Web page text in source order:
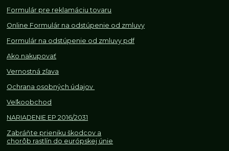
Formulár pre reklamáciu tovaru
Online Formulár na odstúpenie od zmluvy
Formulár na odstúpenie od zmluvy pdf
Ako nakupovať
Vernostná zľava
Ochrana osobných údajov
Veľkoobchod
NARIADENIE EP 2016/2031
Zabráňte prieniku škodcov a
chorôb rastlín do európskej únie